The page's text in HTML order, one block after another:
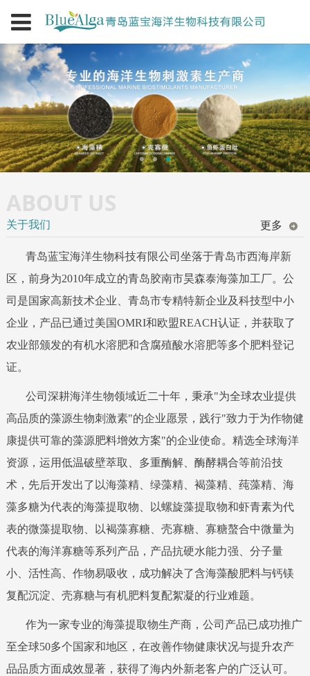
ABOUT US
关于我们 更多
青岛蓝宝海洋生物科技有限公司坐落于青岛市西海岸新
区，前身为2010年成立的青岛胶南市昊森泰海藻加工厂。公
司是国家高新技术企业、青岛市专精特新企业及科技型中小
企业，产品已通过美国OMRI和欧盟REACH认证，并获取了
农业部颁发的有机水溶肥和含腐殖酸水溶肥等多个肥料登记
证。
公司深耕海洋生物领域近二十年，秉承"为全球农业提供
高品质的藻源生物刺激素"的企业愿景，践行"致力于为作物健
康提供可靠的藻源肥料增效方案"的企业使命。精选全球海洋
资源，运用低温破壁萃取、多重酶解、酶酵耦合等前沿技
术，先后开发出了以海藻精、绿藻精、褐藻精、莼藻精、海
藻多糖为代表的海藻提取物、以螺旋藻提取物和虾青素为代
表的微藻提取物、以褐藻寡糖、壳寡糖、寡糖螯合中微量为
代表的海洋寡糖等系列产品，产品抗硬水能力强、分子量
小、活性高、作物易吸收，成功解决了含海藻酸肥料与钙镁
复配沉淀、壳寡糖与有机肥料复配絮凝的行业难题。
作为一家专业的海藻提取物生产商，公司产品已成功推广
至全球50多个国家和地区，在改善作物健康状况与提升农产
品品质方面成效显著，获得了海内外新老客户的广泛认可。